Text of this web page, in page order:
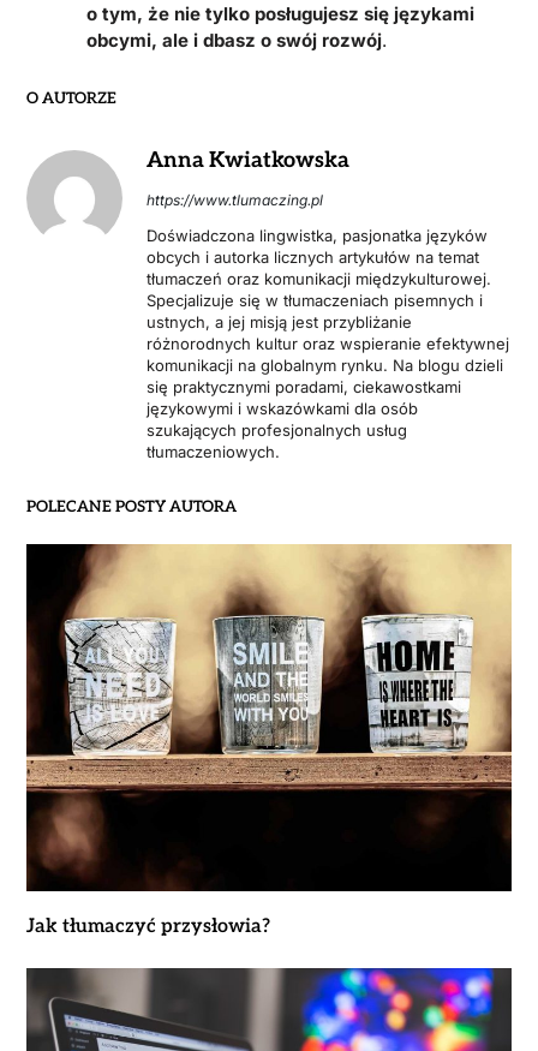
o tym, że nie tylko posługujesz się językami
obcymi, ale i dbasz o swój rozwój.
O AUTORZE
Anna Kwiatkowska
https://www.tlumaczing.pl
Doświadczona lingwistka, pasjonatka języków
obcych i autorka licznych artykułów na temat
tłumaczeń oraz komunikacji międzykulturowej.
Specjalizuje się w tłumaczeniach pisemnych i
ustnych, a jej misją jest przybliżanie
różnorodnych kultur oraz wspieranie efektywnej
komunikacji na globalnym rynku. Na blogu dzieli
się praktycznymi poradami, ciekawostkami
językowymi i wskazówkami dla osób
szukających profesjonalnych usług
tłumaczeniowych.
POLECANE POSTY AUTORA
Jak tłumaczyć przysłowia?